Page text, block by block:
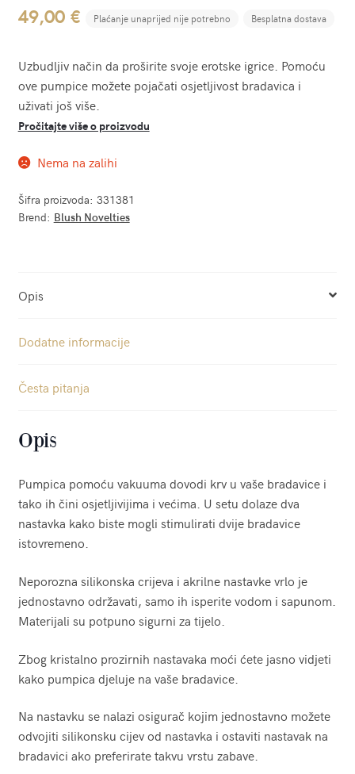
49,00 € Plaćanje unaprijed nije potrebno Besplatna dostava
Uzbudljiv način da proširite svoje erotske igrice. Pomoću
ove pumpice možete pojačati osjetljivost bradavica i
uživati još više.
Pročitajte više o proizvodu
Nema na zalihi
Šifra proizvoda: 331381
Brend: Blush Novelties
Opis
Dodatne informacije
Česta pitanja
Opis
Pumpica pomoću vakuuma dovodi krv u vaše bradavice i
tako ih čini osjetljivijima i većima. U setu dolaze dva
nastavka kako biste mogli stimulirati dvije bradavice
istovremeno.
Neporozna silikonska crijeva i akrilne nastavke vrlo je
jednostavno održavati, samo ih isperite vodom i sapunom.
Materijali su potpuno sigurni za tijelo.
Zbog kristalno prozirnih nastavaka moći ćete jasno vidjeti
kako pumpica djeluje na vaše bradavice.
Na nastavku se nalazi osigurač kojim jednostavno možete
odvojiti silikonsku cijev od nastavka i ostaviti nastavak na
bradavici ako preferirate takvu vrstu zabave.